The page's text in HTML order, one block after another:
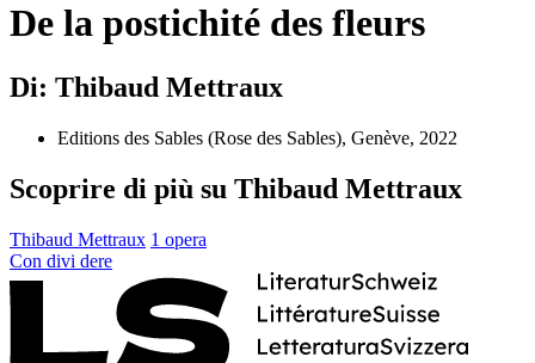
De la postichité des fleurs
Di: Thibaud Mettraux
Editions des Sables (Rose des Sables), Genève, 2022
Scoprire di più su Thibaud Mettraux
Thibaud Mettraux 1 opera
Con divi dere